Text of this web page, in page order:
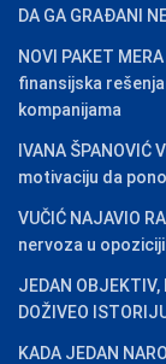
DA GA GRAĐANI
NOVI PAKET
finansijska
kompanijama
IVANA ŠPANOVIĆ
motivaciju da
VUČIĆ NAJAVIO
nervoza u
JEDAN OBJEKTIV,
DOŽIVEO
KADA JEDAN